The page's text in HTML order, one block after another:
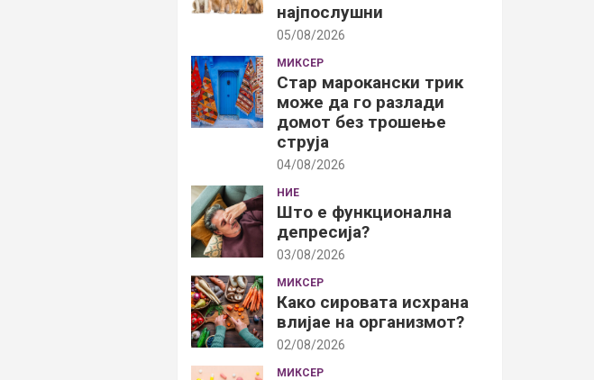
најпослушни
05/08/2026
МИКСЕР
Стар марокански трик
може да го разлади
домот без трошење
струја
04/08/2026
НИЕ
Што е функционална
депресија?
03/08/2026
МИКСЕР
Како сировата исхрана
влијае на организмот?
02/08/2026
МИКСЕР